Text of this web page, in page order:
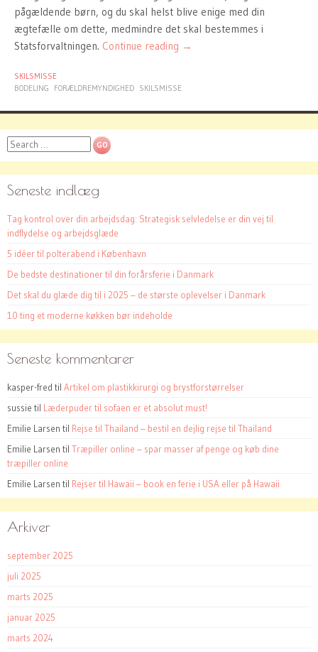
pågældende børn, og du skal helst blive enige med din
ægtefælle om dette, medmindre det skal bestemmes i
Statsforvaltningen. Continue reading →
SKILSMISSE
BODELING
FORÆLDREMYNDIGHED SKILSMISSE
Search
Seneste indlæg
Tag kontrol over din arbejdsdag: Strategisk selvledelse er din vej til
indflydelse og arbejdsglæde
5 idéer til polterabend i København
De bedste destinationer til din forårsferie i Danmark
Det skal du glæde dig til i 2025 – de største oplevelser i Danmark
10 ting et moderne køkken bør indeholde
Seneste kommentarer
kasper-fred til Artikel om plastikkirurgi og brystforstørrelser
sussie til Læderpuder til sofaen er et absolut must!
Emilie Larsen til Rejse til Thailand – bestil en dejlig rejse til Thailand
Emilie Larsen til Træpiller online – spar masser af penge og køb dine
træpiller online
Emilie Larsen til Rejser til Hawaii – book en ferie i USA eller på Hawaii
Arkiver
september 2025
juli 2025
marts 2025
januar 2025
marts 2024